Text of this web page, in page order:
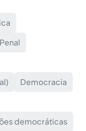
Democracia
democráticas